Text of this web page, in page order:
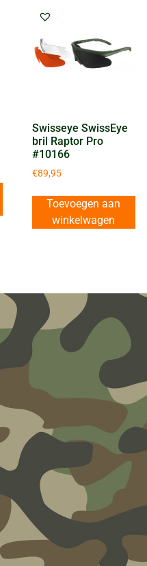
Swisseye SwissEye
bril Raptor Pro
#10166
€89,95
Toevoegen aan
winkelwagen